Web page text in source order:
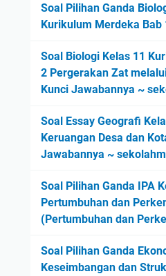
Soal Pilihan Ganda
Kurikulum Merdeka Bab
Soal Biologi Kelas 11
2 Pergerakan Zat
Kunci Jawabannya ~
Soal Essay Geografi
Keruangan Desa dan
Jawabannya ~
Soal Pilihan Ganda IPA
Pertumbuhan dan
(Pertumbuhan dan
Soal Pilihan Ganda
Keseimbangan dan